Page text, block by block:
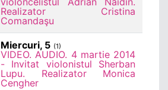
Realizator Cristina
Comandaşu
Miercuri, 5 (1)
VIDEO. AUDIO. 4 martie 2014
- Invitat violonistul Sherban
Lupu. Realizator Monica
Cengher